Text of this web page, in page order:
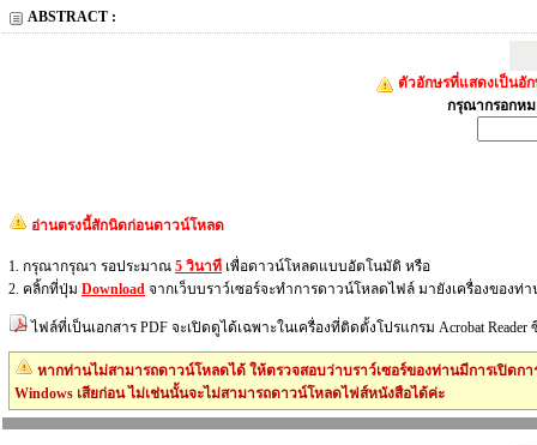
ABSTRACT :
ตัวอักษรที่แสดงเป็นอั
กรุณากรอกหม
อ่านตรงนี้สักนิดก่อนดาวน์โหลด
1. กรุณากรุณา รอประมาณ 5 วินาที เพื่อดาวน์โหลดแบบอัตโนมัติ หรือ
2. คลิ้กที่ปุ่ม Download จากเว็บบราว์เซอร์จะทำการดาวน์โหลดไฟล์ มายังเครื่องของท่า
ไฟล์ที่เป็นเอกสาร PDF จะเปิดดูได้เฉพาะในเครื่องที่ติดตั้งโปรแกรม Acrobat
หากท่านไม่สามารถดาวน์โหลดได้ ให้ตรวจสอบว่าบราว์เซอร์ของท่านมีการเปิดก
Windows เสียก่อน ไม่เช่นนั้นจะไม่สามารถดาวน์โหลดไฟส์หนังสือได้ค่ะ